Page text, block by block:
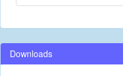
Downloads